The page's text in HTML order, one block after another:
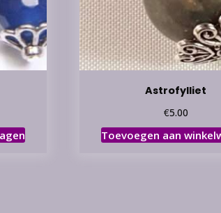
Astrofylliet
€5.00
Toevoegen aan